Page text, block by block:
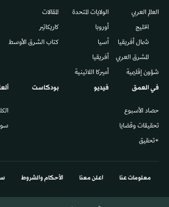
العالم العربي
الخليج
شمال أفريقيا
المشرق العربي
شؤون إقليمية
الولايات المتحدة
أوروبا
آسيا
أفريقيا
أميركا اللاتينية
المقالات
كاريكاتير
كتاب الشرق الأوسط
في العمق
حصاد الأسبوع
تحقيقات وقضايا
+تحقيق
فيديو بودكاست
معلومات عنا اعلن معنا الأحكام والشروط